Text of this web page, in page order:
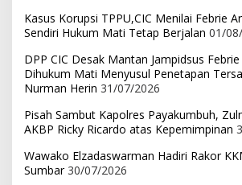
Kasus Korupsi TPPU,CIC Menilai Febrie
Sendiri Hukum Mati Tetap Berjalan 01/
DPP CIC Desak Mantan Jampidsus
Dihukum Mati Menyusul Penetapan
Nurman Herin 31/07/2026
Pisah Sambut Kapolres Payakumbuh,
AKBP Ricky Ricardo atas Kepemimpinan
Wawako Elzadaswarman Hadiri Rakor
Sumbar 30/07/2026